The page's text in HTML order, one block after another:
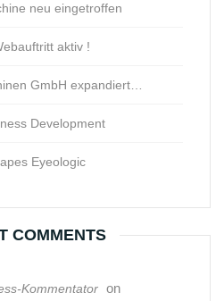
neu eingetroffen
aktiv !
GmbH expandiert…
Development
Eyeologic
COMMENTS
Kommentator on